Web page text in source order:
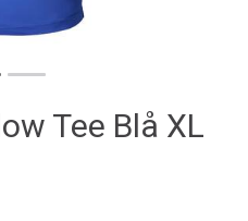
Tee Blå XL